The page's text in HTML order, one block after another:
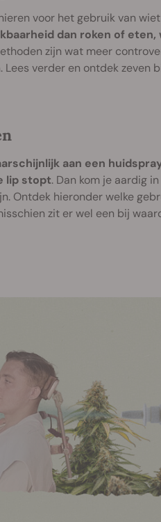
voor het gebruik van wiet
dan roken of eten,
zijn wat meer
verder en ontdek zeven
aan een
lip stopt. Dan kom je aardig
Ontdek hieronder welke
zit er wel een bij